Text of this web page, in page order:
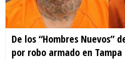
De los “Hombres Nuevos”
por robo armado en Tampa